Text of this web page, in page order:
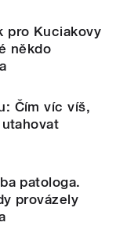
pro Kuciakovy
někdo
Čím víc víš,
patologa.
provázely